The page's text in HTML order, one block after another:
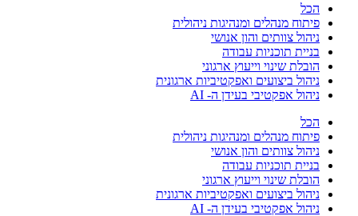
הכל
פיתוח מנהלים ומנהיגות ניהולית
ניהול צוותים והון אנושי
בניית תוכניות עבודה
הובלת שינוי וייעוץ ארגוני
ניהול ביצועים ואפקטיביות ארגונית
ניהול אפקטיבי בעידן ה- AI
הכל
פיתוח מנהלים ומנהיגות ניהולית
ניהול צוותים והון אנושי
בניית תוכניות עבודה
הובלת שינוי וייעוץ ארגוני
ניהול ביצועים ואפקטיביות ארגונית
ניהול אפקטיבי בעידן ה- AI